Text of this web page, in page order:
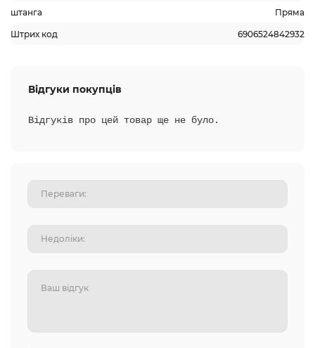
штанга Пряма
Штрих код 6906524842932
Відгуки покупців
Відгуків про цей товар ще не було.